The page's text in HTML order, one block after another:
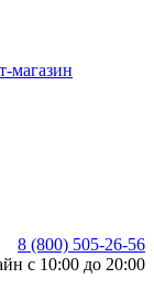
8 (800) 505-26-56
с 10:00 до 20:00